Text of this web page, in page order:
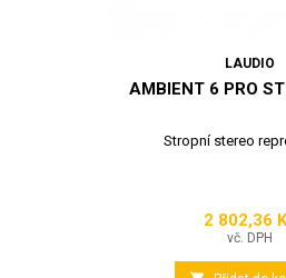
LAUDIO
AMBIENT 6 PRO
Stropní stereo
Cena
2 802,36
vč. DPH